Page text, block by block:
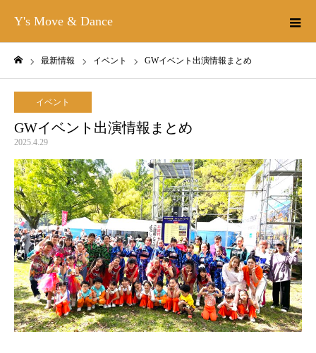
Y's Move & Dance
最新情報 イベント GWイベント出演情報まとめ
イベント
GWイベント出演情報まとめ
2025.4.29